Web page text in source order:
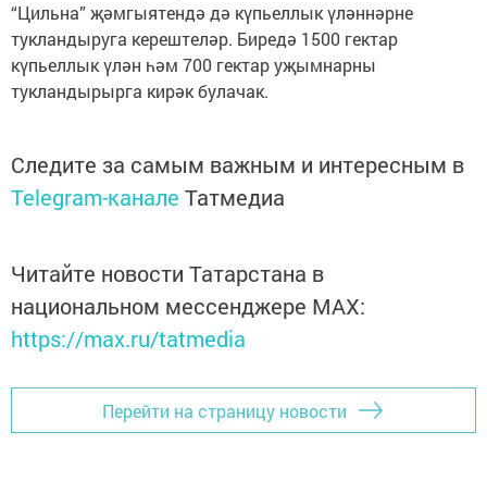
“Цильна” җәмгыятендә дә күпьеллык үләннәрне
тукландыруга керештеләр. Биредә 1500 гектар
күпьеллык үлән һәм 700 гектар уҗымнарны
тукландырырга кирәк булачак.
Следите за самым важным и интересным в
Telegram-канале Татмедиа
Читайте новости Татарстана в
национальном мессенджере MАХ:
https://max.ru/tatmedia
Перейти на страницу новости